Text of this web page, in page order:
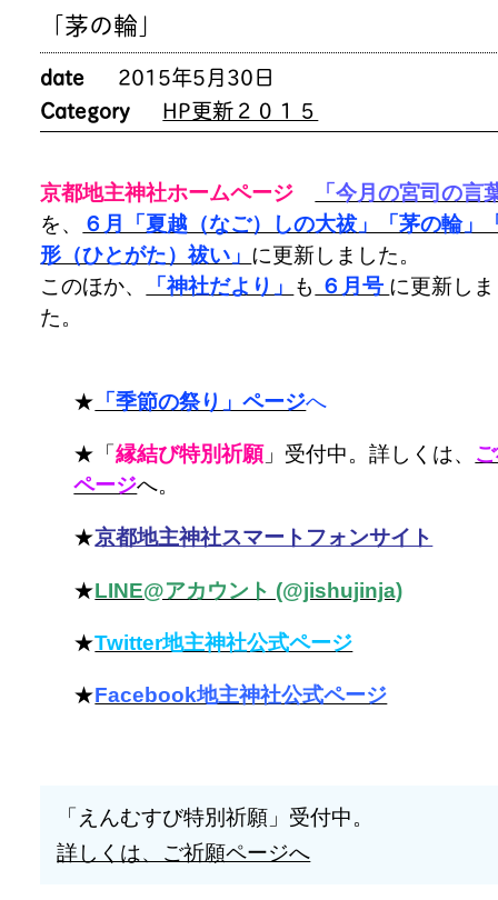
「茅の輪」
date
2015年5月30日
Category
HP更新２０１５
京都地主神社ホームページ
「今月の宮司の言
を、
６月「夏越（なご）しの大祓」「茅の輪」
形（ひとがた）祓い」 に更新しました。
このほか、
「神社だより」 も ６月号 に更新し
た。
★ 「季節の祭り」ページへ
★「縁結び特別祈願」受付中。詳しくは、
ページへ。
★京都地主神社スマートフォンサイト
★LINE@アカウント (@jishujinja)
★Twitter地主神社公式ページ
★Facebook地主神社公式ページ
「えんむすび特別祈願」受付中。
詳しくは、ご祈願ページへ